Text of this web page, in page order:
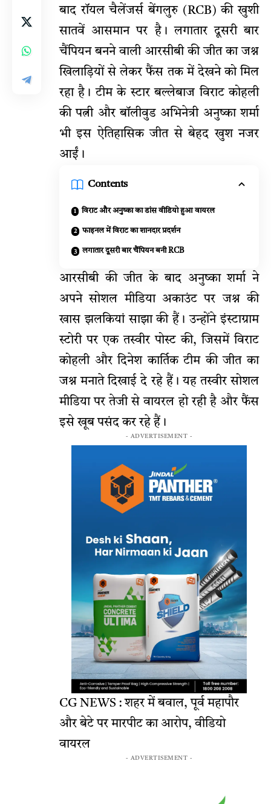
बाद रॉयल चैलेंजर्स बेंगलुरु (RCB ) की खुशी
सातवें आसमान पर है। लगातार दूसरी बार
चैंपियन बनने वाली आरसीबी की जीत का जश्न
खिलाड़ियों से लेकर फैंस तक में देखने को मिल
रहा है। टीम के स्टार बल्लेबाज विराट कोहली
की पत्नी और बॉलीवुड अभिनेत्रीअनुष्का शर्मा
भी इस ऐतिहासिक जीत से बेहद खुश नजर
आईं।
Contents
विराट और अनुष्का का डांस वीडियो हुआ वायरल
फाइनल में विराट का शानदार प्रदर्शन
लगातार दूसरी बार चैंपियन बनी RCB
आरसीबी की जीत के बाद अनुष्का शर्मा ने
अपने सोशल मीडिया अकाउंट पर जश्न की
खास झलकियां साझा की हैं। उन्होंने इंस्टाग्राम
स्टोरी पर एक तस्वीर पोस्ट की, जिसमें विराट
कोहली और दिनेश कार्तिक टीम की जीत का
जश्न मनाते दिखाई दे रहे हैं। यह तस्वीर सोशल
मीडिया पर तेजी से वायरल हो रही है और फैंस
इसे खूब पसंद कर रहे हैं।
- ADVERTISEMENT -
CG NEWS : शहर में बवाल, पूर्व महापौर
और बेटे पर मारपीट का आरोप, वीडियो
वायरल
- ADVERTISEMENT -